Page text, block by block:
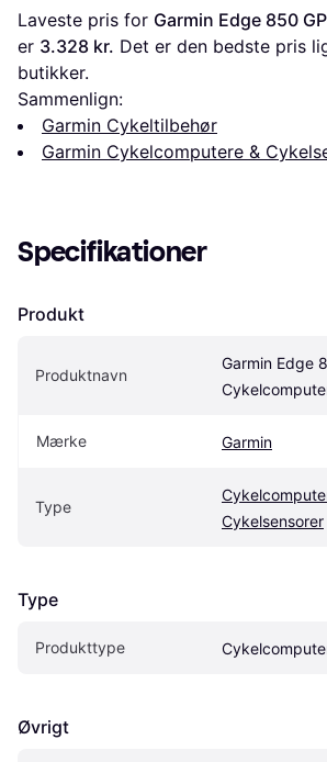
Laveste pris for Garmin Edge 850
er 3.328 kr. Det er den bedste pris
butikker.
Sammenlign:
Garmin Cykeltilbehør
Garmin Cykelcomputere &
Specifikationer
Produkt
Produktnavn
Garmin Edge
Mærke Garmin
Type
Cykelsensorer
Type
Produkttype
Øvrigt